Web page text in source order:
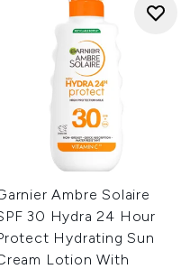
Ambre Solaire
30 Hydra 24 Hour
Hydrating Sun
Lotion With